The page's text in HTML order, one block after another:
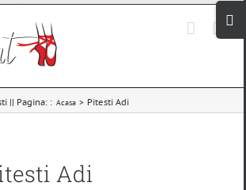
|| Pagina: : Acasa Pitesti Adi
Adi